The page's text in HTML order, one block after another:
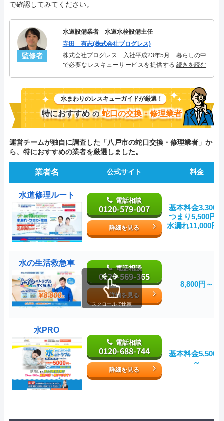
で確認してみてください。
監修者
水道設備業者 水道水栓設備主任
寺田 有志(株式会社プログレス)
株式会社プログレス 入社平成23年5月 暮らしの中
で必要なレスキューサービスを提供する株式会社プ
ブルを解決。多くのお客様に信頼される「水道水
栓」のスペシャリスト。
続きを読む
水まわりのレスキューガイドが厳選！
特におすすめ の 蛇口の交換・修理業者
運営チームが独自に調査した「八戸市の蛇口交換・修理業者」か
ら、特におすすめの業者を厳選しました。
業者名 公式サイト 料金
水道修理ルート
電話相談
0120-579-007
詳細を見る
基本料金3,300
つまり5,500円
水漏れ11,000円
水の生活救急車
電話相談
0120-569-365
詳細を見る
8,800円～
水PRO
電話相談
0120-688-744
詳細を見る
基本料金5,500
～
スクロールで比較